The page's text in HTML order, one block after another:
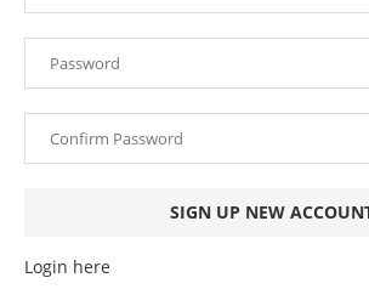
Login here